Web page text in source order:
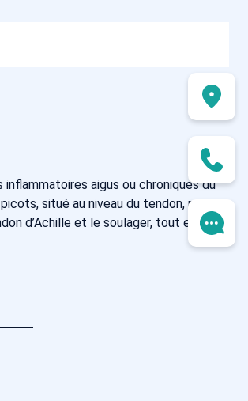
aigus ou chroniques du
situé au niveau du tendon, permet
d’Achille et le soulager, tout en